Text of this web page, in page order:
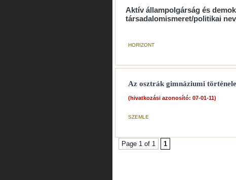
Aktív állampolgárság és
társadalomismeret/politikai
HORIZONT
Az osztrák gimnáziumi
(hivatkozási azonosító: 07-01-11)
SZEMLE
Page 1 of 1 1